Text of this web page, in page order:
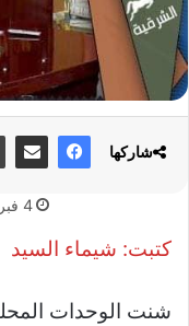
4 فبراير، 2019
كتبت: شيماء السيد
شنت الوحدات
شاركها